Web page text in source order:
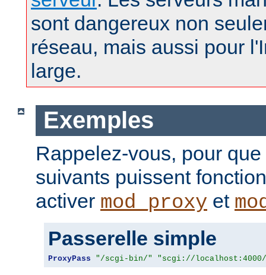
sont dangereux non
réseau, mais aussi pour
large.
Exemples
Rappelez-vous, pour
suivants puissent
activer mod_proxy et
Passerelle simple
ProxyPass "/scgi-bin/" "scgi://